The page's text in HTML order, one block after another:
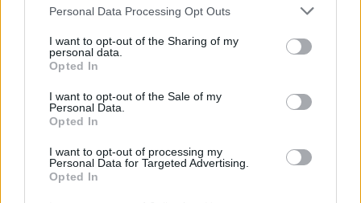
Please note that this website/app uses one or more Google
not limited to your visit or usage behaviour. You may click to
grant or deny consent to Google and its third-party tags to
use your data for below specified purposes in below Google
consent section.
Personal Data Processing Opt Outs
I want to opt-out of the Sharing of my
personal data.
Opted In
I want to opt-out of the Sale of my
Personal Data.
Opted In
I want to opt-out of processing my
Personal Data for Targeted Advertising.
Opted In
KÖVETKEZŐ POSZT
Torghelle Sándor brutális ütésekkel
Sztárboxban